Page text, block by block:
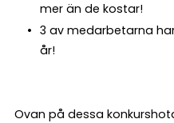
mer än de kostar!
3 av medarbetarna
år!
Ovan på dessa